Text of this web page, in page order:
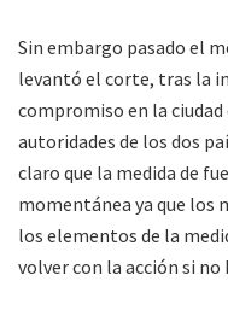
Sin embargo pasado el
levantó el corte, tras la
compromiso en la ciudad
autoridades de los dos
claro que la medida de
momentánea ya que los
los elementos de la
volver con la acción si